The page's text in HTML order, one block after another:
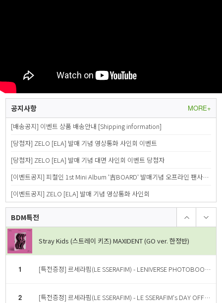
공지사항
MORE+
[배송공지] 이벤트 상품 배송안내 [Shipping information]
[당첨자] ZELO [ELA] 발매 기념 영상통화 사인회 이벤트
[당첨자] ZELO [ELA] 발매 기념 대면 사인회 이벤트 당첨자
[이벤트공지] 피철인 1st Mini Album '吉BOARD' 발매기념 오프라인 팬사인회
[이벤트공지] ZELO [ELA] 발매 기념 영상통화 사인회
BDM특전
3 TREASURE(트레저) - [THE SECOND STEP : CHAPTER TWO] 2nd MINI ALBUM YG TAG ALBUM (RANDOM ver.) [4종 중 랜덤 1종]
4 Stray Kids (스트레이 키즈) MAXIDENT (GO ver. 한정반)
1
Stray Kids (스트레이 키즈) MAXIDENT (GO ver. 한정반)
1 [특전증정] 르세라핌(LE SSERAFIM) - LENIVERSE PHOTOBOOK : FIMbidi-Bobbidi-Boo
2 [특전증정] 르세라핌(LE SSERAFIM) - LE SSERAFIM's DAY OFF IN JEJU PHOTOBOOK